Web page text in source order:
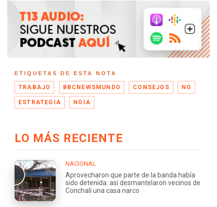
ETIQUETAS DE ESTA NOTA
TRABAJO BBCNEWSMUNDO CONSEJOS NO
ESTRATEGIA NOIA
LO MÁS RECIENTE
NACIONAL
Aprovecharon que parte de la banda había
sido detenida: así desmantelaron vecinos de
Conchalí una casa narco